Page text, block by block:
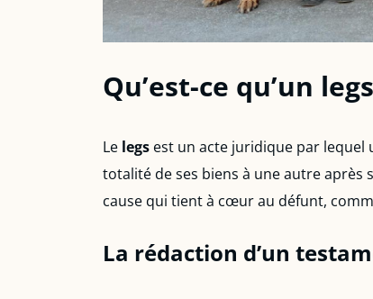
Qu’est-ce qu’un
Le legs est un acte juridique par
totalité de ses biens à une autre après
cause qui tient à cœur au défunt,
La rédaction d’un